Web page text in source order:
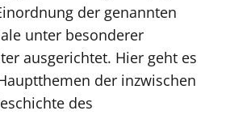
der genannten
unter besonderer
ausgerichtet. Hier geht es
der inzwischen
des